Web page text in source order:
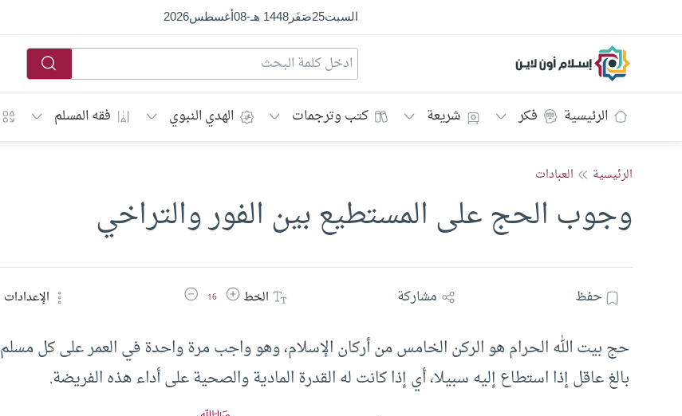
السبت25صَفَر1448 هـ -
08أغسطس2026
إسلام أون لاين
الرئيسية فكر شريعة كتب وترجمات الهدي النبوي فقه المسلم
الرئيسية العبادات
وجوب الحج على المستطيع بين الفور والتراخي
حفظ مشاركة الخطزيادة حجم الخط
16 تقليل حجم الخط الإعدادات
حج بيت الله الحرام هو الركن الخامس من أركان الإسلام، وهو واجب مرة واحدة في العمر على كل مسلم
بالغ عاقل إذا استطاع إليه سبيلا، أي إذا كانت له القدرة المادية والصحية على أداء هذه الفريضة.